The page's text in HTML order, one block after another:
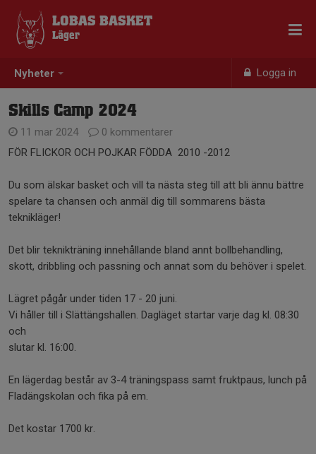
Nyheter Logga in
LOBAS BASKET
Läger
Skills Camp 2024
11 mar 2024
0 kommentarer
FÖR FLICKOR OCH POJKAR FÖDDA 2010 -2012
Du som älskar basket och vill ta nästa steg till att bli ännu bättre
spelare ta chansen och anmäl dig till sommarens bästa
teknikläger!
Det blir teknikträning innehållande bland annt bollbehandling,
skott, dribbling och passning och annat som du behöver i spelet.
Lägret pågår under tiden 17 - 20 juni.
Vi håller till i Slättängshallen. Dagläget startar varje dag kl. 08:30
och
slutar kl. 16:00.
En lägerdag består av 3-4 träningspass samt fruktpaus, lunch på
Fladängskolan och fika på em.
Det kostar 1700 kr.